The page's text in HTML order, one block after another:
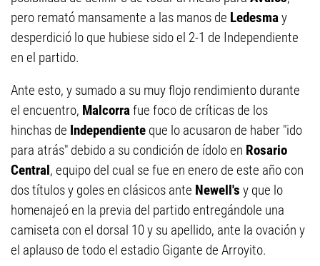
pero remató mansamente a las manos de Ledesmay
desperdició lo que hubiese sido el 2-1 de Independiente
en el partido.
Ante esto, y sumado a su muy flojo rendimiento durante
el encuentro, Malcorrafue foco de críticas de los
hinchas de Independiente que lo acusaron de haber "ido
para atrás" debido a su condición de ídolo en Rosario
Central, equipo del cual se fue en enero de este año con
dos títulos y goles en clásicos ante Newell's y que lo
homenajeó en la previa del partido entregándole una
camiseta con el dorsal 10 y su apellido, ante la ovación y
el aplauso de todo el estadio Gigante de Arroyito.